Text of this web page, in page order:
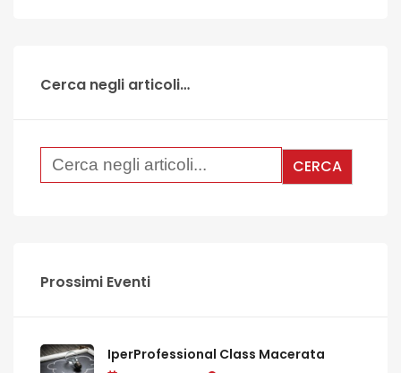
Cerca negli articoli…
Prossimi Eventi
IperProfessional Class Macerata